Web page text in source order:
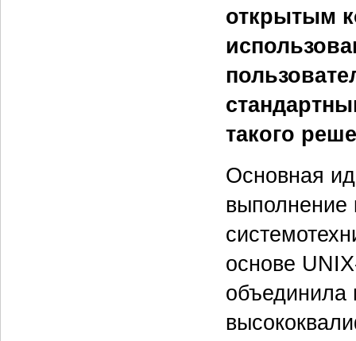
открытым
такого
Основная
выполнение
основе
объединила